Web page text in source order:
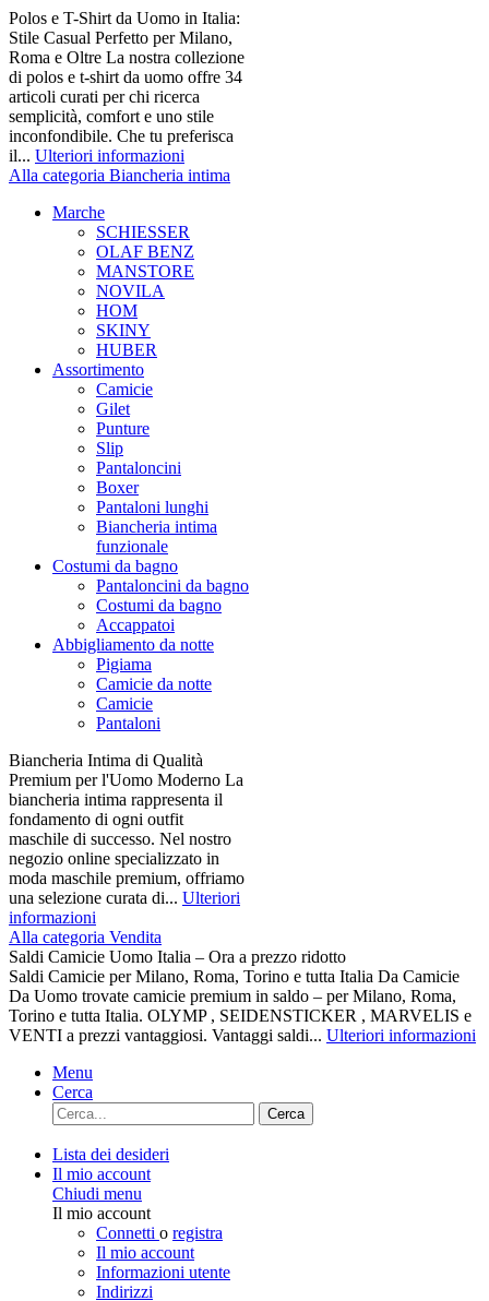
Polos e T-Shirt da Uomo in Italia:
Stile Casual Perfetto per Milano,
Roma e Oltre La nostra collezione
di polos e t-shirt da uomo offre 34
articoli curati per chi ricerca
semplicità, comfort e uno stile
inconfondibile. Che tu preferisca
il... Ulteriori informazioni
Alla categoria Biancheria intima
Marche
SCHIESSER
OLAF BENZ
MANSTORE
NOVILA
HOM
SKINY
HUBER
Assortimento
Camicie
Gilet
Punture
Slip
Pantaloncini
Boxer
Pantaloni lunghi
Biancheria intima
funzionale
Costumi da bagno
Pantaloncini da bagno
Costumi da bagno
Accappatoi
Abbigliamento da notte
Pigiama
Camicie da notte
Camicie
Pantaloni
Biancheria Intima di Qualità
Premium per l'Uomo Moderno La
biancheria intima rappresenta il
fondamento di ogni outfit
maschile di successo. Nel nostro
negozio online specializzato in
moda maschile premium, offriamo
una selezione curata di... Ulteriori
informazioni
Alla categoria Vendita
Saldi Camicie Uomo Italia – Ora a prezzo ridotto
Saldi Camicie per Milano, Roma, Torino e tutta Italia Da Camicie
Da Uomo trovate camicie premium in saldo – per Milano, Roma,
Torino e tutta Italia. OLYMP , SEIDENSTICKER , MARVELIS e
VENTI a prezzi vantaggiosi. Vantaggi saldi... Ulteriori informazioni
Menu
Cerca
Cerca
Lista dei desideri
Il mio account
Chiudi menu
Il mio account
Connetti o registra
Il mio account
Informazioni utente
Indirizzi